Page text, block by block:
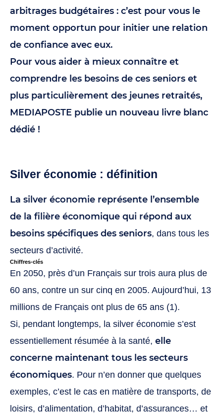
arbitrages budgétaires : c’est pour vous le
moment opportun pour initier une relation
de confiance avec eux.
Pour vous aider à mieux connaître et
comprendre les besoins de ces seniors et
plus particulièrement des jeunes retraités,
MEDIAPOSTE publie un nouveau livre blanc
dédié !
Silver économie : définition
La silver économie représente l’ensemble
de la filière économique qui répond aux
besoins spécifiques des seniors, dans tous les
secteurs d’activité.
Chiffres-clés
En 2050, près d’un Français sur trois aura plus de
60 ans, contre un sur cinq en 2005. Aujourd’hui, 13
millions de Français ont plus de 65 ans (1).
Si, pendant longtemps, la silver économie s’est
essentiellement résumée à la santé, elle
concerne maintenant tous les secteurs
économiques. Pour n’en donner que quelques
exemples, c’est le cas en matière de transports, de
loisirs, d’alimentation, d’habitat, d’assurances… et